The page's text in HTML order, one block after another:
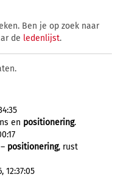
Ben je op zoek naar
de ledenlijst.
en positionering.
positionering, rust
12:37:05